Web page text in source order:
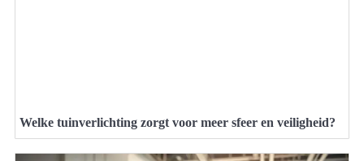
Welke tuinverlichting zorgt voor meer sfeer en veiligheid?